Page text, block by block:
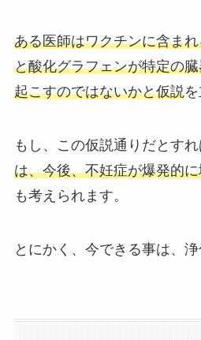
ある医師はワクチンに含ま
と酸化グラフェンが特定の
起こすのではないかと仮説を
もし、この仮説通りだとす
は、今後、不妊症が爆発的
も考えられます。
とにかく、今できる事は、浄